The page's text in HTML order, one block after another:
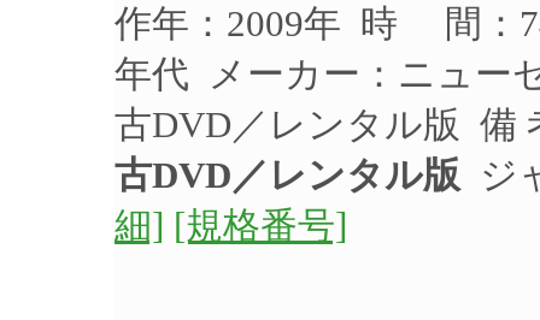
作年：2009年 時 間：
年代 メーカー：ニュー
古DVD／レンタル版 備
古DVD／レンタル版 ジ
細] [規格番号]